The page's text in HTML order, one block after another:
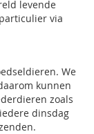
levende
via
We
kunnen
zoals
dinsdag